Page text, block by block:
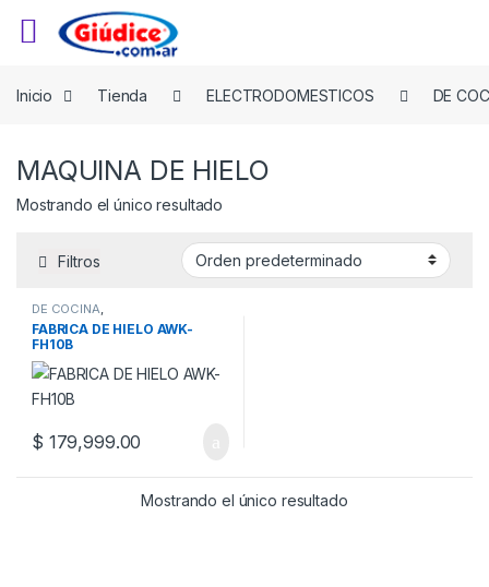
Inicio
Tienda ELECTRODOMESTICOS DE
MAQUINA DE HIELO
Mostrando el único resultado
Filtros
DE COCINA,
ELECTRODOMESTICOS,
MAQUINA DE HIELO
FABRICA DE HIELO AWK-
FH10B
$ 179,999.00
Mostrando el único resultado